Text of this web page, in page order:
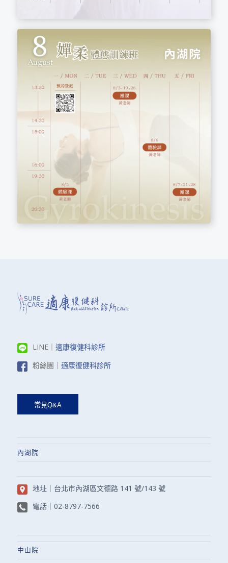
LINE｜ 適康復健科診所
粉絲團｜ 適康復健科診所
內湖院
地址｜ 台北市內湖區文德路 141 號/143 號
電話｜ 02-8797-7566
中山院